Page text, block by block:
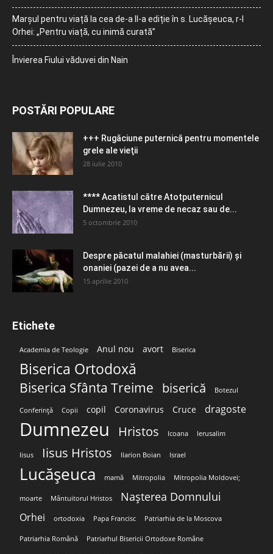
Marșul pentru viață la cea de-a II-a ediție în s. Lucășeuca, r-l
Orhei: „Pentru viață, cu inimă curată”
Învierea Fiului văduvei din Nain
POSTĂRI POPULARE
+++ Rugăciune puternică pentru momentele
grele ale vieţii
28 iulie 2010
**** Acatistul către Atotputernicul
Dumnezeu, la vreme de necaz sau de...
5 octombrie 2010
Despre păcatul malahiei (masturbării) şi
onaniei (pazei de a nu avea...
15 aprilie 2010
Etichete
Academia de Teologie Anul nou avort Biserica
Biserica Ortodoxă
Biserica Sfânta Treime biserică Botezul
Conferință Copii copil Coronavirus Cruce dragoste
Dumnezeu Hristos Icoana Ierusalim
Iisus Iisus Hristos Ilarion Boian Israel
Lucășeuca mamă Mitropolia Mitropolia Moldovei;
moarte Mântuitorul Hristos Nașterea Domnului
Orhei ortodoxia Papa Francisc Patriarhia de la Moscova
Patriarhia Română Patriarhul Bisericii Ortodoxe Române